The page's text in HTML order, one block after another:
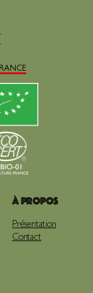
À propos
Présentation
Contact